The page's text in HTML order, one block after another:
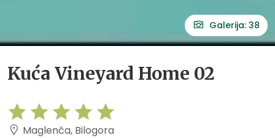
Galerija: 38
Kuća Vineyard Home 02
Maglenča, Bilogora